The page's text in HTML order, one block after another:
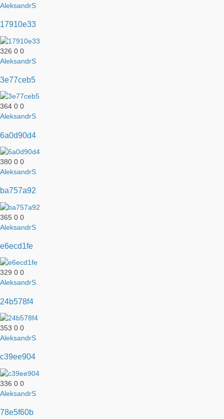
AleksandrS
17910e33
326 0 0
AleksandrS
3e77ceb5
364 0 0
AleksandrS
6a0d90d4
380 0 0
AleksandrS
ba757a92
365 0 0
AleksandrS
e6ecd1fe
329 0 0
AleksandrS
24b578f4
353 0 0
AleksandrS
c39ee904
336 0 0
AleksandrS
78e5f60b